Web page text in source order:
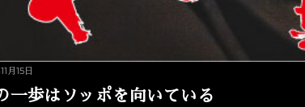
月15日
一歩はソッポを向いている